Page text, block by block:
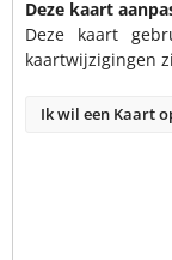
Deze kaart
Deze kaart
kaartwijzigingen
Ik wil een Kaart